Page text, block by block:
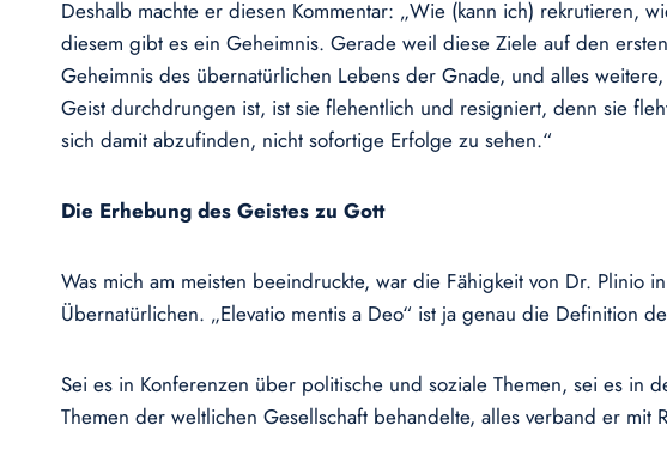
Deshalb machte er diesen Kommentar: „Wie (kann ich) rekrutieren,
diesem gibt es ein Geheimnis. Gerade weil diese Ziele auf den
Geheimnis des übernatürlichen Lebens der Gnade, und alles
Geist durchdrungen ist, ist sie flehentlich und resigniert, denn sie
sich damit abzufinden, nicht sofortige Erfolge zu sehen.“
Die Erhebung des Geistes zu Gott
Was mich am meisten beeindruckte, war die Fähigkeit von Dr. Plinio
Übernatürlichen. „Elevatio mentis a Deo“ ist ja genau die Definition
Sei es in Konferenzen über politische und soziale Themen, sei es
Themen der weltlichen Gesellschaft behandelte, alles verband er